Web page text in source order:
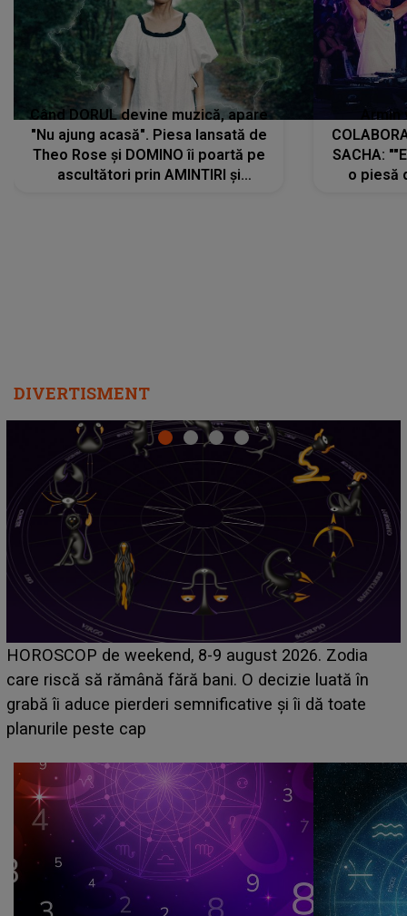
Când DORUL devine muzică, apare
"Nu ajung acasă". Piesa lansată de
Theo Rose și DOMINO îi poartă pe
ascultători prin AMINTIRI și
SACHA:
o piesă
DIVERTISMENT
Emanuel a ținut ACEST DETALIU ASCUNS până
acum! În fața Alexandrei, concurentul din Casa Iubirii
face o MĂRTURISIRE NEAȘTEPTATĂ despre mama
sa: "I-am spus și ei în față, eu nu te iubesc pentru